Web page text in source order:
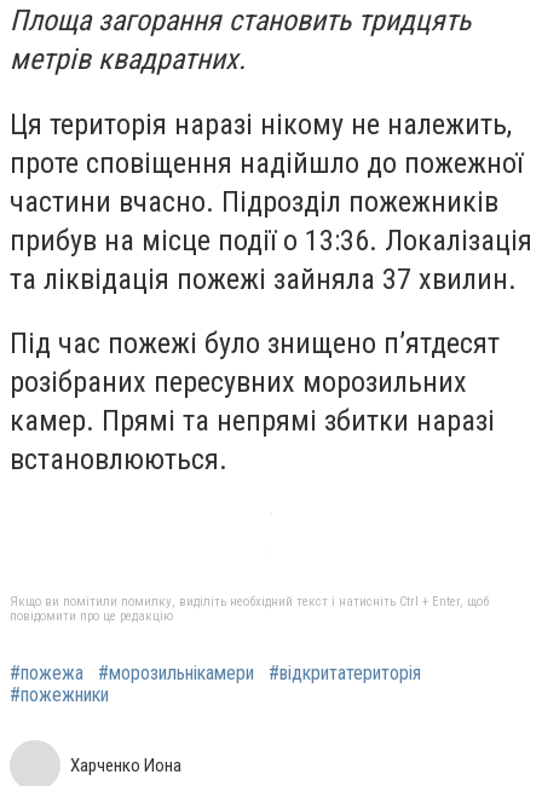
Площа загорання становить тридцять
метрів квадратних.
Ця територія наразі нікому не належить,
проте сповіщення надійшло до пожежної
частини вчасно. Підрозділ пожежників
прибув на місце події о 13:36. Локалізація
та ліквідація пожежі зайняла 37 хвилин.
Під час пожежі було знищено п’ятдесят
розібраних пересувних морозильних
камер. Прямі та непрямі збитки наразі
встановлюються.
Якщо ви помітили помилку, виділіть необхідний текст і натисніть Ctrl + Enter, щоб
повідомити про це редакцію
#пожежа #морозильнікамери
#відкритатериторія
#пожежники
Харченко Иона